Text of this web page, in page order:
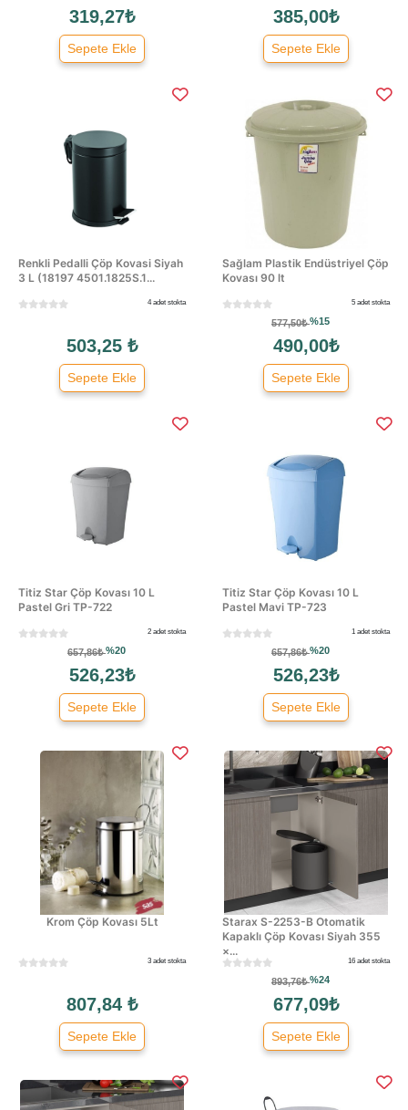
319,27₺
Sepete Ekle
385,00₺
Sepete Ekle
Renkli Pedalli Çöp Kovasi Siyah
3 L (18197 4501.1825S.1...
4 adet stokta
503,25 ₺
Sepete Ekle
Sağlam Plastik Endüstriyel Çöp
Kovası 90 lt
5 adet stokta
577,50₺%15
490,00₺
Sepete Ekle
Titiz Star Çöp Kovası 10 L
Pastel Gri TP-722
2 adet stokta
657,86₺%20
526,23₺
Sepete Ekle
Titiz Star Çöp Kovası 10 L
Pastel Mavi TP-723
1 adet stokta
657,86₺%20
526,23₺
Sepete Ekle
Krom Çöp Kovası 5Lt
3 adet stokta
807,84 ₺
Sepete Ekle
Starax S-2253-B Otomatik
Kapaklı Çöp Kovası Siyah 355
×...
16 adet stokta
893,76₺%24
677,09₺
Sepete Ekle